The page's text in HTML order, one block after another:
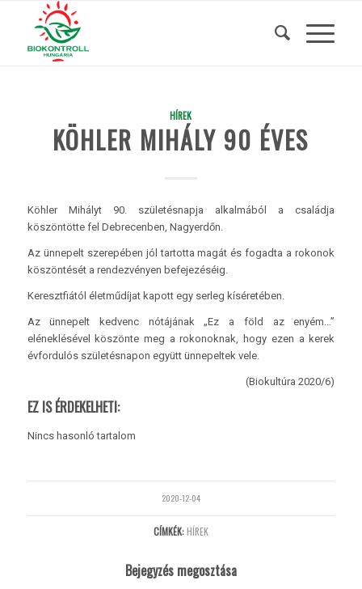
HÍREK
KÖHLER MIHÁLY 90 ÉVES
Köhler Mihályt 90. születésnapja alkalmából a családja
köszöntötte fel Debrecenben, Nagyerdőn.
Az ünnepelt szerepében jól tartotta magát és fogadta a rokonok
köszöntését a rendezvényen befejezéséig.
Keresztfiától életműdíjat kapott egy serleg kíséretében.
Az ünnepelt kedvenc nótájának „Ez a föld az enyém…”
eléneklésével köszönte meg a rokonoknak, hogy ezen a kerek
évfordulós születésnapon együtt ünnepeltek vele.
(Biokultúra 2020/6)
EZ IS ÉRDEKELHETI:
Nincs hasonló tartalom
2020-12-04
CÍMKÉK: HÍREK
Bejegyzés megosztása